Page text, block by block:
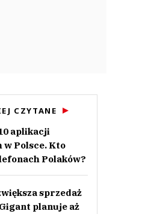
CZYTANE
aplikacji
w Polsce. Kto
Polaków?
sprzedaż
planuje aż